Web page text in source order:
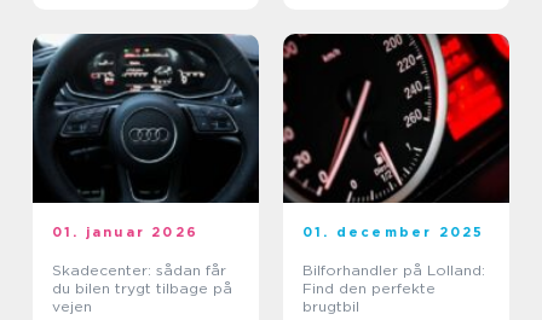
01. januar 2026
Skadecenter: sådan får
du bilen trygt tilbage på
vejen
01. december 2025
Bilforhandler på Lolland:
Find den perfekte
brugtbil